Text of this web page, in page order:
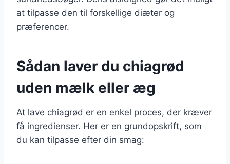
at tilpasse den til forskellige diæter og
præferencer.
Sådan laver du chiagrød
uden mælk eller æg
At lave chiagrød er en enkel proces, der kræver
få ingredienser. Her er en grundopskrift, som
du kan tilpasse efter din smag: